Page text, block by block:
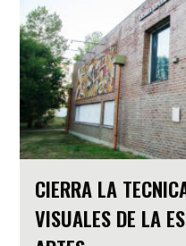
CIERRA LA
VISUALES DE LA